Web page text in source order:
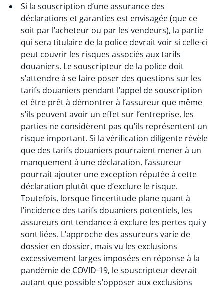
Si la souscription d’une assurance des
déclarations et garanties est envisagée (que ce
soit par l’acheteur ou par les vendeurs), la partie
qui sera titulaire de la police devrait voir si celle-ci
peut couvrir les risques associés aux tarifs
douaniers. Le souscripteur de la police doit
s’attendre à se faire poser des questions sur les
tarifs douaniers pendant l’appel de souscription
et être prêt à démontrer à l’assureur que même
s’ils peuvent avoir un effet sur l’entreprise, les
parties ne considèrent pas qu’ils représentent un
risque important. Si la vérification diligente révèle
que des tarifs douaniers pourraient mener à un
manquement à une déclaration, l’assureur
pourrait ajouter une exception réputée à cette
déclaration plutôt que d’exclure le risque.
Toutefois, lorsque l’incertitude plane quant à
l’incidence des tarifs douaniers potentiels, les
assureurs ont tendance à exclure les pertes qui y
sont liées. L’approche des assureurs varie de
dossier en dossier, mais vu les exclusions
excessivement larges imposées en réponse à la
pandémie de COVID-19, le souscripteur devrait
autant que possible s’opposer aux exclusions